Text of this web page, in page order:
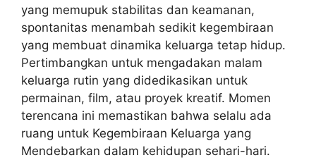
yang memupuk stabilitas dan keamanan,
spontanitas menambah sedikit kegembiraan
yang membuat dinamika keluarga tetap hidup.
Pertimbangkan untuk mengadakan malam
keluarga rutin yang didedikasikan untuk
permainan, film, atau proyek kreatif. Momen
terencana ini memastikan bahwa selalu ada
ruang untuk Kegembiraan Keluarga yang
Mendebarkan dalam kehidupan sehari-hari.